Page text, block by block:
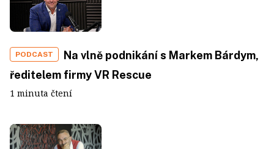
PODCAST
Na vlně podnikání s Markem Bárdym,
ředitelem firmy VR Rescue
1 minuta čtení